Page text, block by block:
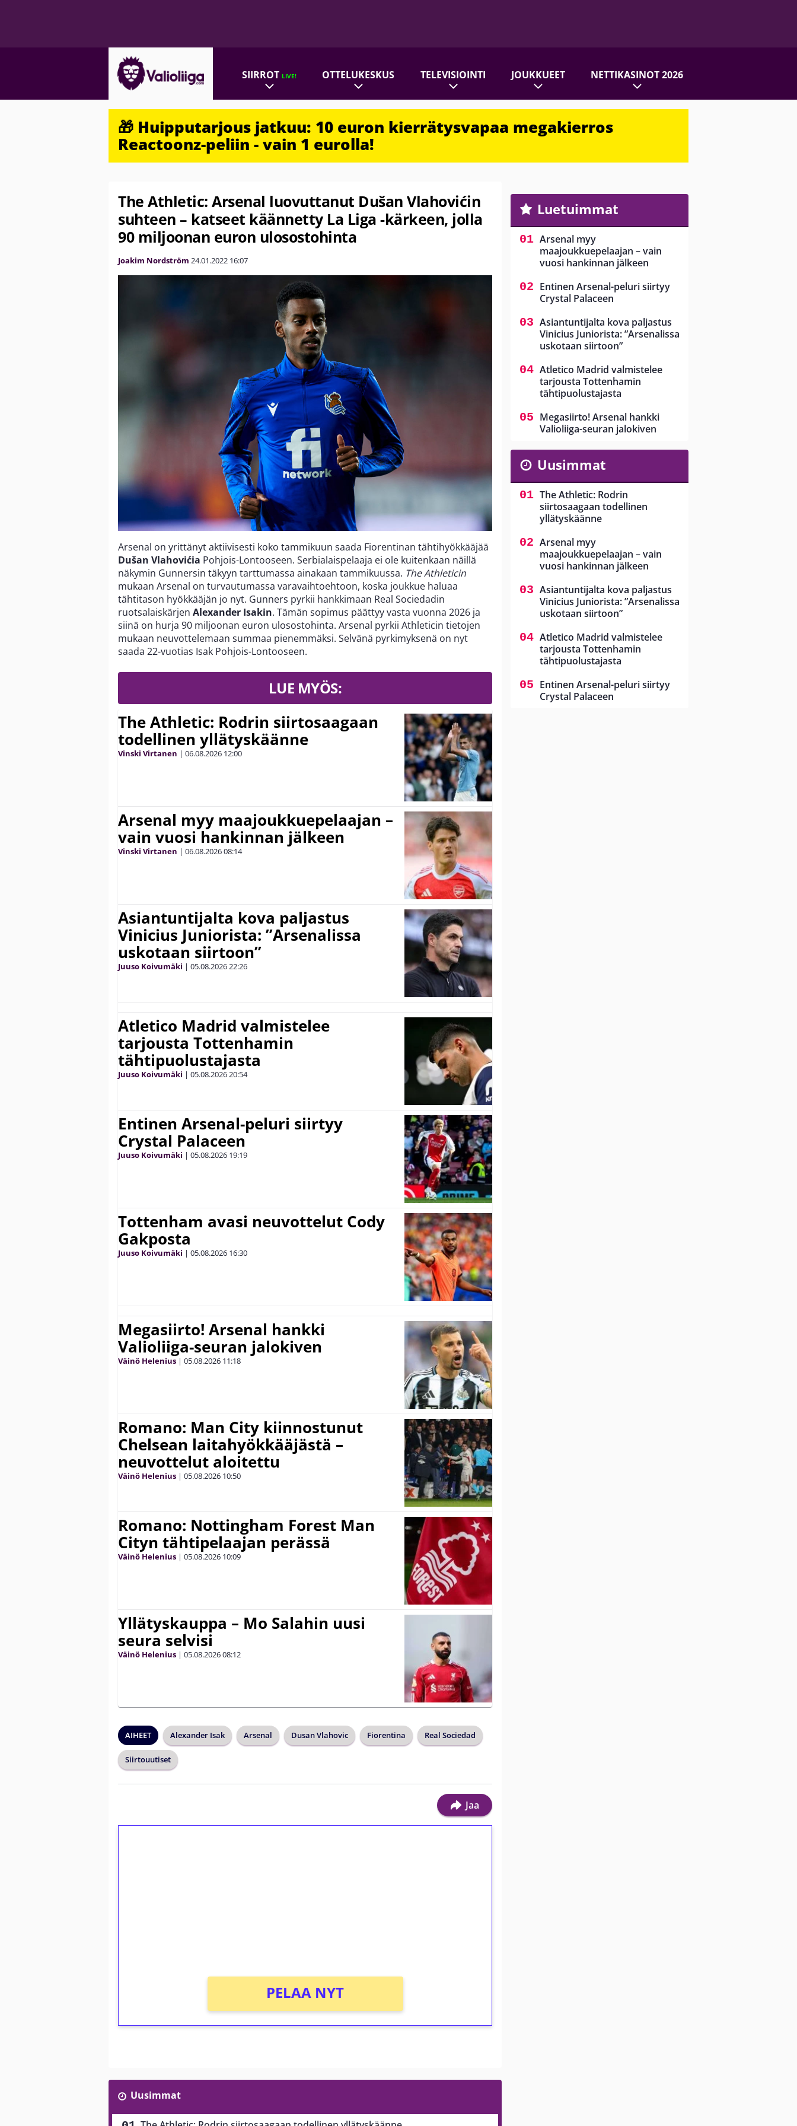
SIIRROTLIVE! OTTELUKESKUS TELEVISIOINTI JOUKKUEET NETTIKASINOT 2026
🎁 Huipputarjous jatkuu: 10 euron kierrätysvapaa megakierros
Reactoonz-peliin - vain 1 eurolla!
The Athletic: Arsenal luovuttanut Dušan Vlahovićin
suhteen – katseet käännetty La Liga -kärkeen, jolla
90 miljoonan euron ulosostohinta
Joakim Nordström 24.01.2022 16:07
Arsenal on yrittänyt aktiivisesti koko tammikuun saada Fiorentinan tähtihyökkääjää
Dušan Vlahovićia Pohjois-Lontooseen. Serbialaispelaaja ei ole kuitenkaan näillä
näkymin Gunnersin täkyyn tarttumassa ainakaan tammikuussa. The Athleticin
mukaan Arsenal on turvautumassa varavaihtoehtoon, koska joukkue haluaa
tähtitason hyökkääjän jo nyt. Gunners pyrkii hankkimaan Real Sociedadin
ruotsalaiskärjen Alexander Isakin. Tämän sopimus päättyy vasta vuonna 2026 ja
siinä on hurja 90 miljoonan euron ulosostohinta. Arsenal pyrkii Athleticin tietojen
mukaan neuvottelemaan summaa pienemmäksi. Selvänä pyrkimyksenä on nyt
saada 22-vuotias Isak Pohjois-Lontooseen.
LUE MYÖS:
The Athletic: Rodrin siirtosaagaan
todellinen yllätyskäänne
Vinski Virtanen | 06.08.2026 12:00
Arsenal myy maajoukkuepelaajan –
vain vuosi hankinnan jälkeen
Vinski Virtanen | 06.08.202608:14
Asiantuntijalta kova paljastus
Vinicius Juniorista: ”Arsenalissa
uskotaan siirtoon”
Juuso Koivumäki | 05.08.202622:26
Atletico Madrid valmistelee
tarjousta Tottenhamin
tähtipuolustajasta
Juuso Koivumäki | 05.08.202620:54
Entinen Arsenal-peluri siirtyy
Crystal Palaceen
Juuso Koivumäki | 05.08.2026 19:19
Tottenham avasi neuvottelut Cody
Gakposta
Juuso Koivumäki | 05.08.2026 16:30
Megasiirto! Arsenal hankki
Valioliiga-seuran jalokiven
Väinö Helenius | 05.08.2026 11:18
Romano: Man City kiinnostunut
Chelsean laitahyökkääjästä –
neuvottelut aloitettu
Väinö Helenius | 05.08.2026 10:50
Romano: Nottingham Forest Man
Cityn tähtipelaajan perässä
Väinö Helenius | 05.08.2026 10:09
Yllätyskauppa – Mo Salahin uusi
seura selvisi
Väinö Helenius | 05.08.202608:12
AIHEET Alexander Isak Arsenal Dusan Vlahovic Fiorentina Real Sociedad
Siirtouutiset
Jaa
PELAA NYT
Uusimmat
Luetuimmat
Arsenal myy
maajoukkuepelaajan – vain
vuosi hankinnan jälkeen
Entinen Arsenal-peluri siirtyy
Crystal Palaceen
Asiantuntijalta kova paljastus
Vinicius Juniorista: ”Arsenalissa
uskotaan siirtoon”
Atletico Madrid valmistelee
tarjousta Tottenhamin
tähtipuolustajasta
Megasiirto! Arsenal hankki
Valioliiga-seuran jalokiven
Uusimmat
The Athletic: Rodrin
siirtosaagaan todellinen
yllätyskäänne
Arsenal myy
maajoukkuepelaajan – vain
vuosi hankinnan jälkeen
Asiantuntijalta kova paljastus
Vinicius Juniorista: ”Arsenalissa
uskotaan siirtoon”
Atletico Madrid valmistelee
tarjousta Tottenhamin
tähtipuolustajasta
Entinen Arsenal-peluri siirtyy
Crystal Palaceen